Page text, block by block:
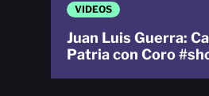
VIDEOS
Juan Luis Guerra:
Patria con Coro